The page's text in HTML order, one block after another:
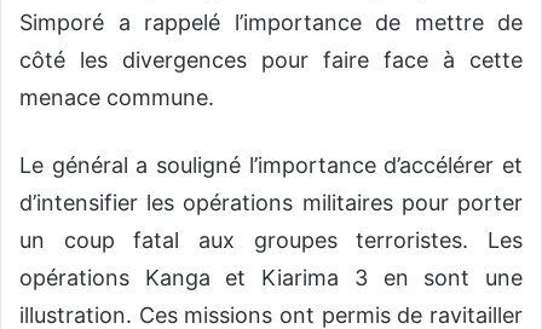
Simporé a rappelé l’importance de mettre de
côté les divergences pour faire face à cette
menace commune.
Le général a souligné l’importance d’accélérer et
d’intensifier les opérations militaires pour porter
un coup fatal aux groupes terroristes. Les
opérations Kanga et Kiarima 3 en sont une
illustration. Ces missions ont permis de ravitailler